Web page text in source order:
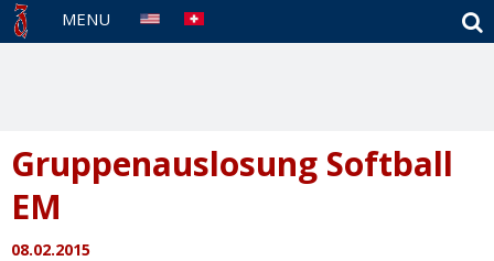
MENU
Gruppenauslosung Softball
EM
08.02.2015